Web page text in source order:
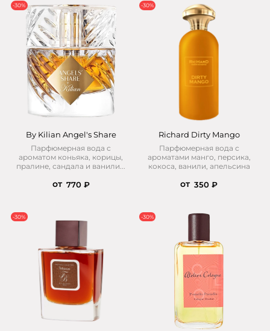
-30%
By Kilian Angel's Share
Парфюмерная вода с
ароматом коньяка, корицы,
пралине, сандала и ванили...
от 770 ₽
-30%
Richard Dirty Mango
Парфюмерная вода с
ароматами манго, персика,
кокоса, ванили, апельсина
от 350 ₽
-30% -30%